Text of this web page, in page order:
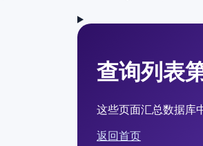
查询列表
这些页面汇总数据库
返回首页